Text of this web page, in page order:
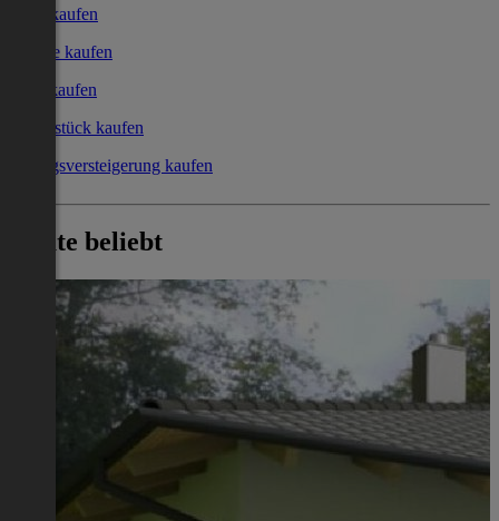
Haus kaufen
Garage kaufen
Büro kaufen
Grundstück kaufen
Zwangsversteigerung kaufen
Heute beliebt